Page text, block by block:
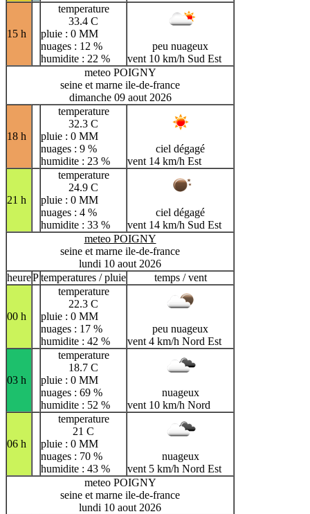
15 h
temperature
33.4 C
pluie : 0 MM
nuages : 12 %
humidite : 22 %
peu nuageux
vent 10 km/h Sud Est
meteo POIGNY
seine et marne ile-de-france
dimanche 09 aout 2026
18 h
temperature
32.3 C
pluie : 0 MM
nuages : 9 %
humidite : 23 %
ciel dégagé
vent 14 km/h Est
21 h
temperature
24.9 C
pluie : 0 MM
nuages : 4 %
humidite : 33 %
ciel dégagé
vent 14 km/h Sud Est
meteo POIGNY
seine et marne ile-de-france
lundi 10 aout 2026
heurePtemperatures / pluie temps / vent
00 h
temperature
22.3 C
pluie : 0 MM
nuages : 17 %
humidite : 42 %
peu nuageux
vent 4 km/h Nord Est
03 h
temperature
18.7 C
pluie : 0 MM
nuages : 69 %
humidite : 52 %
nuageux
vent 10 km/h Nord
06 h
temperature
21 C
pluie : 0 MM
nuages : 70 %
humidite : 43 %
nuageux
vent 5 km/h Nord Est
meteo POIGNY
seine et marne ile-de-france
lundi 10 aout 2026